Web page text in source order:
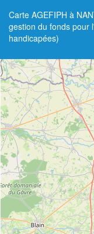
Carte AGEFIPH à
gestion du fonds pour
handicapées)
+
−